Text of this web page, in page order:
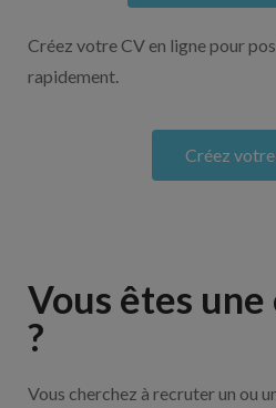
Créez votre CV en ligne pour
rapidement.
Créez
Vous êtes
?
Vous cherchez à recruter un ou